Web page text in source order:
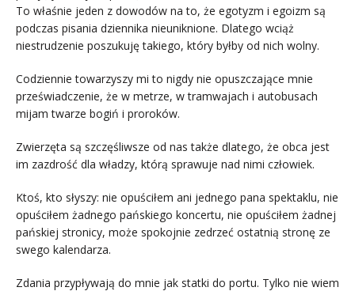
To właśnie jeden z dowodów na to, że egotyzm i egoizm są
podczas pisania dziennika nieuniknione. Dlatego wciąż
niestrudzenie poszukuję takiego, który byłby od nich wolny.
Codziennie towarzyszy mi to nigdy nie opuszczające mnie
przeświadczenie, że w metrze, w tramwajach i autobusach
mijam twarze bogiń i proroków.
Zwierzęta są szczęśliwsze od nas także dlatego, że obca jest
im zazdrość dla władzy, którą sprawuje nad nimi człowiek.
Ktoś, kto słyszy: nie opuściłem ani jednego pana spektaklu, nie
opuściłem żadnego pańskiego koncertu, nie opuściłem żadnej
pańskiej stronicy, może spokojnie zedrzeć ostatnią stronę ze
swego kalendarza.
Zdania przypływają do mnie jak statki do portu. Tylko nie wiem